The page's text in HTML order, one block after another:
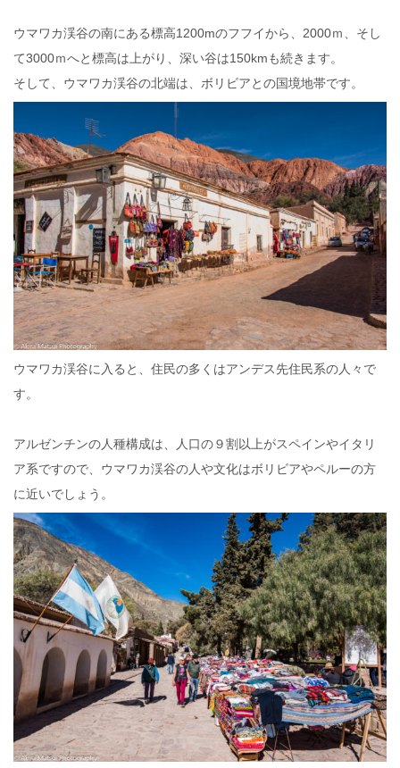
ウマワカ渓谷の南にある標高1200mのフフイから、2000ｍ、そし
て3000ｍへと標高は上がり、深い谷は150kmも続きます。
そして、ウマワカ渓谷の北端は、ボリビアとの国境地帯です。
ウマワカ渓谷に入ると、住民の多くはアンデス先住民系の人々で
す。
アルゼンチンの人種構成は、人口の９割以上がスペインやイタリ
ア系ですので、ウマワカ渓谷の人や文化はボリビアやペルーの方
に近いでしょう。